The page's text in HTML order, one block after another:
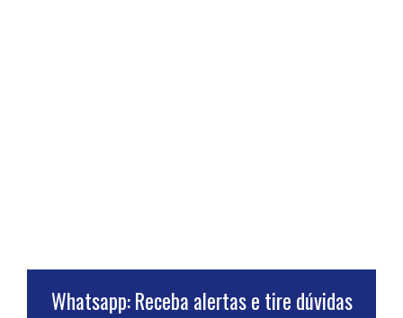
Whatsapp: Receba alertas e tire dúvidas